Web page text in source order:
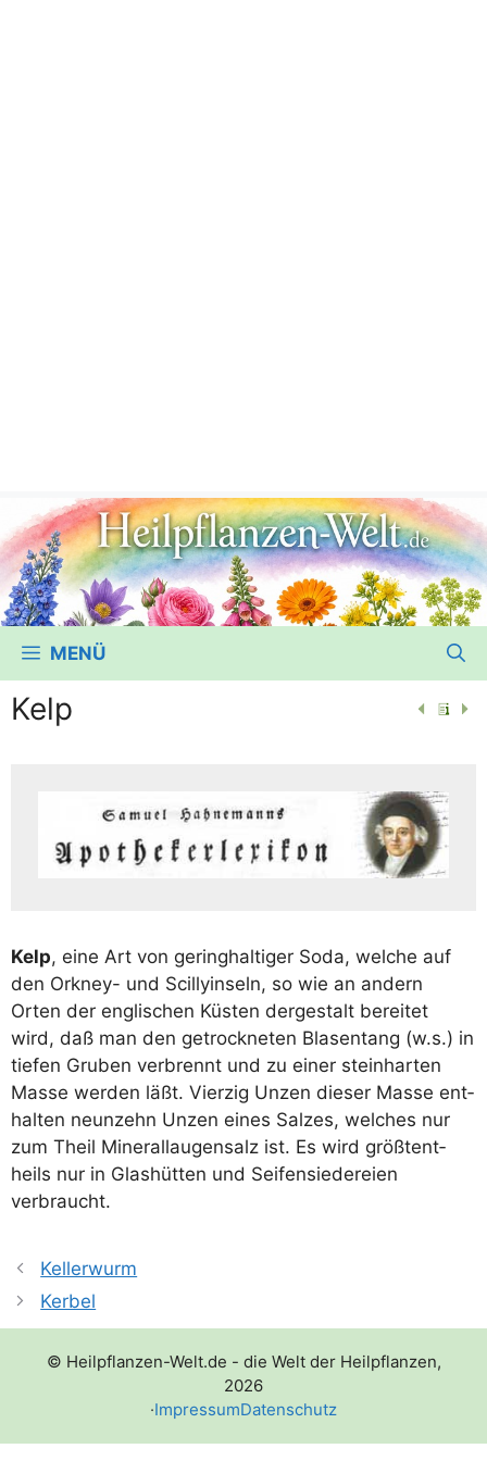
MENÜ
Kelp
Kelp, eine Art von gering­hal­ti­ger Soda, wel­che auf
den Ork­ney- und Scil­ly­in­seln, so wie an andern
Orten der eng­li­schen Küs­ten der­ge­stalt berei­tet
wird, daß man den getrock­ne­ten Bla­sen­tang (w.s.) in
tie­fen Gru­ben ver­brennt und zu einer stein­har­ten
Mas­se wer­den läßt. Vier­zig Unzen die­ser Mas­se ent­
hal­ten neun­zehn Unzen eines Sal­zes, wel­ches nur
zum Theil Mine­ral­lau­gen­salz ist. Es wird größ­tent­
heils nur in Glas­hüt­ten und Sei­fen­sie­de­rei­en
verbraucht.
Kellerwurm
Kerbel
© Heilpflanzen-Welt.de - die Welt der Heilpflanzen,
2026
·ImpressumDatenschutz